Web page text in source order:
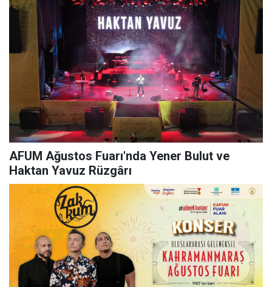
AFUM Ağustos Fuarı'nda Yener Bulut ve
Haktan Yavuz Rüzgârı